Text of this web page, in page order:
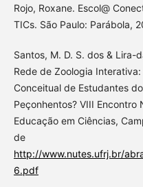
Rojo, Roxane. Escol@
TICs. São Paulo: Parábola,
Santos, M. D. S. dos & Lira-
Rede de Zoologia
Conceitual de Estudantes
Peçonhentos? VIII Encontro
Educação em Ciências,
de
http://www.nutes.ufrj.br/
6.pdf